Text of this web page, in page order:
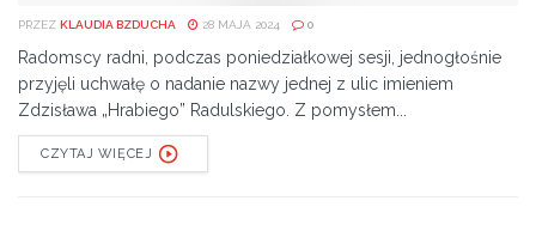
PRZEZ KLAUDIA BZDUCHA 28 MAJA 2024 0
Radomscy radni, podczas poniedziałkowej sesji, jednogłośnie
przyjęli uchwałę o nadanie nazwy jednej z ulic imieniem
Zdzisława „Hrabiego” Radulskiego. Z pomysłem...
CZYTAJ WIĘCEJ